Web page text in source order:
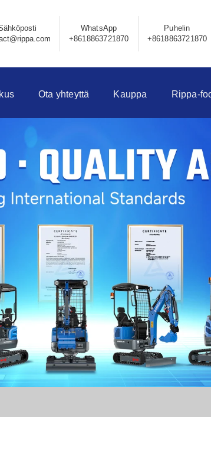
WhatsApp
+8618863721870
Puhelin
+8618863721870
Ota yhteyttä Kauppa Rippa-